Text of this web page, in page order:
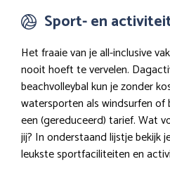
Sport- en
Het fraaie van je all-inclusive
nooit hoeft te vervelen.
beachvolleybal kun je zonder
watersporten als windsurfen
een (gereduceerd) tarief. Wat
jij? In onderstaand lijstje bekijk
leukste sportfaciliteiten en